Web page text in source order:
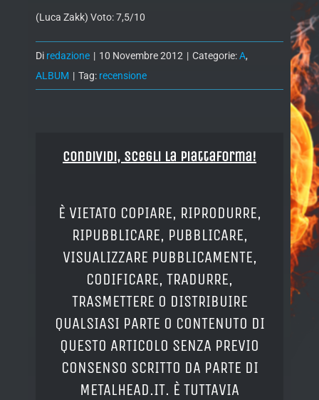
(Luca Zakk) Voto: 7,5/10
Di redazione | 10 Novembre 2012 | Categorie:A,
ALBUM | Tag: recensione
Condividi, Scegli la piattaforma!
È VIETATO COPIARE, RIPRODURRE,
RIPUBBLICARE, PUBBLICARE,
VISUALIZZARE PUBBLICAMENTE,
CODIFICARE, TRADURRE,
TRASMETTERE O DISTRIBUIRE
QUALSIASI PARTE O CONTENUTO DI
QUESTO ARTICOLO SENZA PREVIO
CONSENSO SCRITTO DA PARTE DI
METALHEAD.IT. È TUTTAVIA